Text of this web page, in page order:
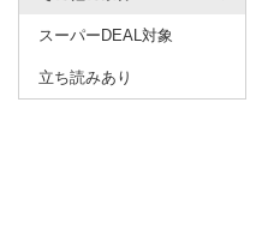
スーパーDEAL対象
立ち読みあり